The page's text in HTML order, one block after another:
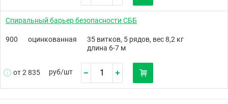
Спиральный барьер безопасности СББ
900 оцинкованная
35 витков, 5 рядов, вес 8,2 кг
длина 6-7 м
от 2 835 руб/шт